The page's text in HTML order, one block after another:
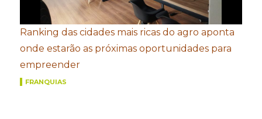
Ranking das cidades mais ricas do agro aponta
onde estarão as próximas oportunidades para
empreender
FRANQUIAS